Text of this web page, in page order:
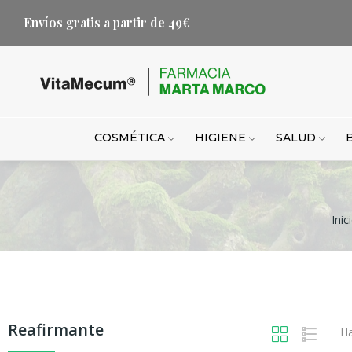
Envíos gratis a partir de 49€
COSMÉTICA HIGIENE SALUD
Reafirmante